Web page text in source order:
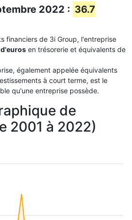
2022 : 36.7
financiers de 3i Group, l'entreprise
en trésorerie et équivalents de
également appelée équivalents
à court terme, est le
qu'une entreprise possède.
de
2001 à 2022)